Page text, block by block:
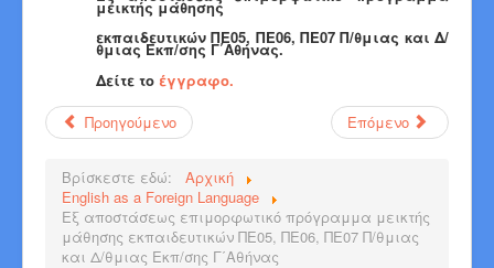
μεικτής μάθησης
εκπαιδευτικών ΠΕ05, ΠΕ06, ΠΕ07 Π/θμιας και Δ/
θμιας Εκπ/σης Γ΄Αθήνας.
Δείτε τοέγγραφο.
Προηγούμενο
Επόμενο
Βρίσκεστε εδώ:
Αρχική
English as a Foreign Language
Εξ αποστάσεως επιμορφωτικό πρόγραμμα μεικτής
μάθησης εκπαιδευτικών ΠΕ05, ΠΕ06, ΠΕ07 Π/θμιας
και Δ/θμιας Εκπ/σης Γ΄Αθήνας